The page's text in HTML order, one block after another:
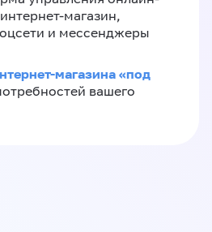
магазин,
и мессенджеры
магазина «под
вашего